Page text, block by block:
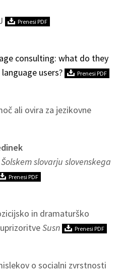
Prenesi PDF
consulting: what do they
users?
Prenesi PDF
ali ovira za jezikovne
Šolskem slovarju slovenskega
Prenesi PDF
in dramaturško
Susn Prenesi PDF
o socialni zvrstnosti